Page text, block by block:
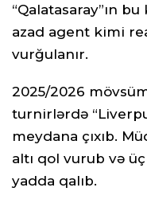
“Qalatasaray”ın
azad agent kimi
vurğulanır.
2025/2026
turnirlərdə
meydana çıxıb.
altı qol vurub və
yadda qalıb.